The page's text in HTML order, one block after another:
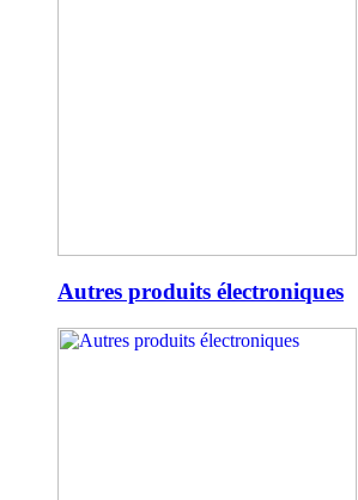
Autres produits électroniques